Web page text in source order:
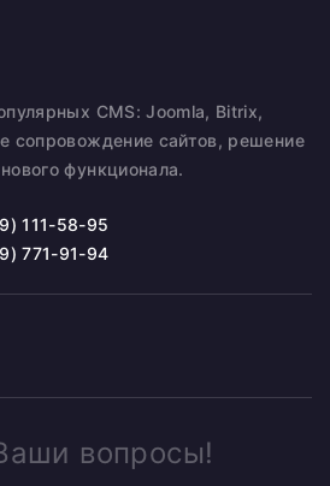
CMS: Joomla, Bitrix,
сопровождение сайтов, решение
функционала.
111-58-95
771-91-94
вопросы!